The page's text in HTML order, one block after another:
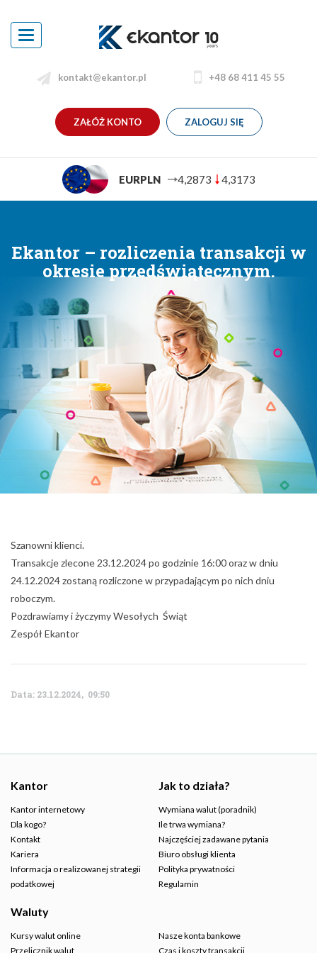
Toggle
navigation
kontakt@ekantor.pl +48 68 411 45 55
ZAŁÓŻ KONTO ZALOGUJ SIĘ
EURPLN 4,2873 4,3173
Ekantor – rozliczenia transakcji w
okresie przedświątecznym.
Szanowni klienci.
Transakcje zlecone 23.12.2024 po godzinie 16:00 oraz w dniu
24.12.2024 zostaną rozliczone w przypadającym po nich dniu
roboczym.
Pozdrawiamy i życzymy Wesołych Świąt
Zespół Ekantor
Data: 23.12.2024, 09:50
Kantor
Kantor internetowy
Dla kogo?
Kontakt
Kariera
Informacja o realizowanej strategii
podatkowej
Jak to działa?
Wymiana walut (poradnik)
Ile trwa wymiana?
Najczęściej zadawane pytania
Biuro obsługi klienta
Polityka prywatności
Regulamin
Waluty
Kursy walut online
Przelicznik walut
Nasze konta bankowe
Czas i koszty transakcji